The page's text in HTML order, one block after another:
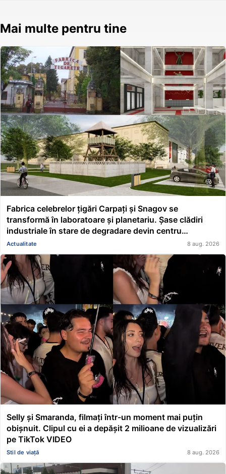
Mai multe pentru tine
Fabrica celebrelor țigări Carpați și Snagov se
transformă în laboratoare și planetariu. Șase clădiri
industriale în stare de degradare devin centru
educațional și științific
Actualitate 8 aug. 2026
Selly și Smaranda, filmați într-un moment mai puțin
obișnuit. Clipul cu ei a depășit 2 milioane de vizualizări
pe TikTok VIDEO
Stil de viață 8 aug. 2026